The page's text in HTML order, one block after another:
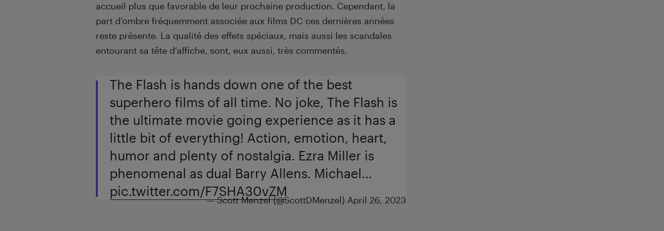
accueil plus que favorable de leur prochaine production. Cependant, la
part d’ombre fréquemment associée aux films DC ces dernières années
reste présente. La qualité des effets spéciaux, mais aussi les scandales
entourant sa tête d’affiche, sont, eux aussi, très commentés.
The Flash is hands down one of the best
superhero films of all time. No joke, The Flash is
the ultimate movie going experience as it has a
little bit of everything! Action, emotion, heart,
humor and plenty of nostalgia. Ezra Miller is
phenomenal as dual Barry Allens. Michael…
pic.twitter.com/F7SHA30vZM
— Scott Menzel (@ScottDMenzel) April 26, 2023